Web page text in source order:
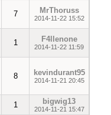
7 MrThoruss
2014-11-22 15:52
1 F4llenone
2014-11-22 11:59
8 kevindurant95
2014-11-21 20:45
1 bigwig13
2014-11-21 15:47